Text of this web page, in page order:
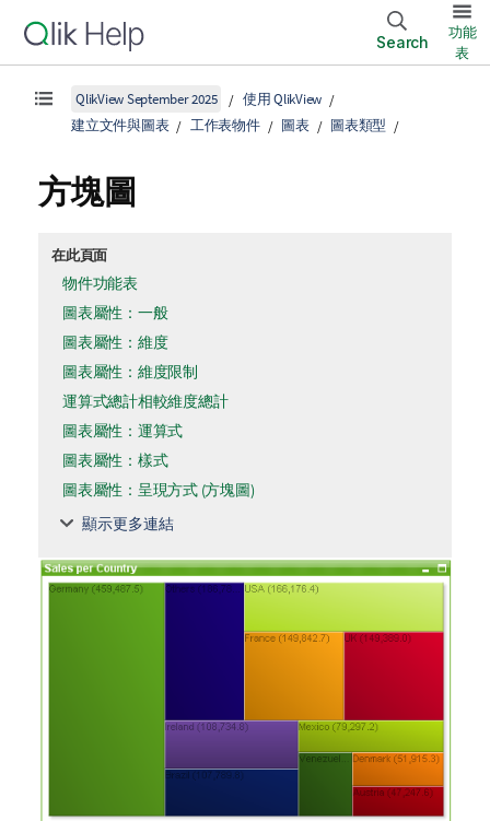
Search
功能
表
QlikView September 2025
使用 QlikView
建立文件與圖表
工作表物件 圖表 圖表類型
方塊圖
在此頁面
物件功能表
圖表屬性：一般
圖表屬性：維度
圖表屬性：維度限制
運算式總計相較維度總計
圖表屬性：運算式
圖表屬性：樣式
圖表屬性：呈現方式 (方塊圖)
顯示更多連結